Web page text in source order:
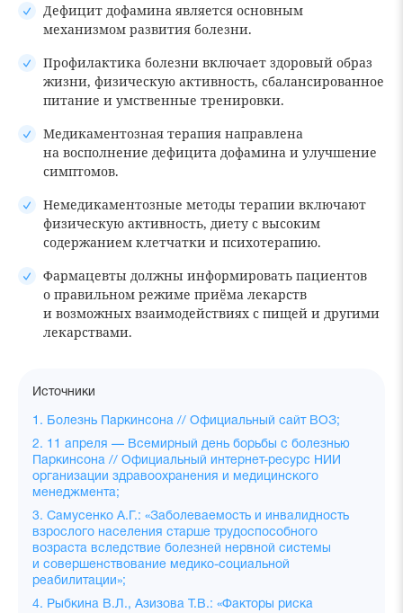
Дефицит дофамина является основным
механизмом развития болезни.
Профилактика болезни включает здоровый образ
жизни, физическую активность, сбалансированное
питание и умственные тренировки.
Медикаментозная терапия направлена
на восполнение дефицита дофамина и улучшение
симптомов.
Немедикаментозные методы терапии включают
физическую активность, диету с высоким
содержанием клетчатки и психотерапию.
Фармацевты должны информировать пациентов
о правильном режиме приёма лекарств
и возможных взаимодействиях с пищей и другими
лекарствами.
Источники
1. Болезнь Паркинсона // Официальный сайт ВОЗ;
2. 11 апреля — Всемирный день борьбы с болезнью
Паркинсона // Официальный интернет-ресурс НИИ
организации здравоохранения и медицинского
менеджмента;
3. Самусенко А.Г.: «Заболеваемость и инвалидность
взрослого населения старше трудоспособного
возраста вследствие болезней нервной системы
и совершенствование медико-социальной
реабилитации»;
4. Рыбкина В.Л., Азизова Т.В.: «Факторы риска